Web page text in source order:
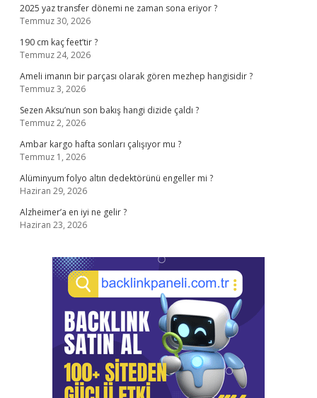
2025 yaz transfer dönemi ne zaman sona eriyor ?
Temmuz 30, 2026
190 cm kaç feet’tir ?
Temmuz 24, 2026
Ameli imanın bir parçası olarak gören mezhep hangisidir ?
Temmuz 3, 2026
Sezen Aksu’nun son bakış hangi dizide çaldı ?
Temmuz 2, 2026
Ambar kargo hafta sonları çalışıyor mu ?
Temmuz 1, 2026
Alüminyum folyo altın dedektörünü engeller mi ?
Haziran 29, 2026
Alzheimer’a en iyi ne gelir ?
Haziran 23, 2026